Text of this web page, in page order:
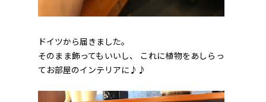
ドイツから届きました。
そのまま飾ってもいいし、 これに植物をあしらっ
てお部屋のインテリアに♪♪